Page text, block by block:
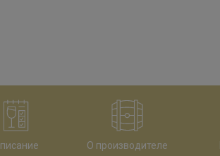
О производителе